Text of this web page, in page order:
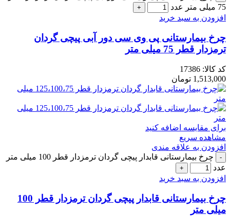
75 میلی متر عدد
افزودن به سبد خرید
چرخ بیمارستانی پی وی سی دور آبی پیچی گردان
ترمزدار قطر 75 میلی متر
کد کالا: 17386
1,513,000 تومان
برای مقایسه اضافه کنید
مشاهده سریع
افزودن به علاقه مندی
چرخ بیمارستانی قابدار پیچی گردان ترمزدار قطر 100 میلی متر
عدد
افزودن به سبد خرید
چرخ بیمارستانی قابدار پیچی گردان ترمزدار قطر 100
میلی متر